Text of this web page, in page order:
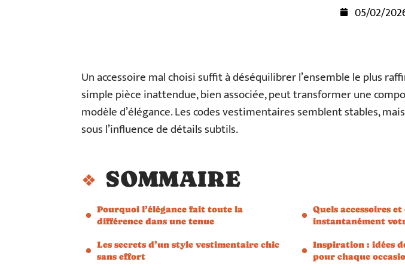
05/02/
Un accessoire mal choisi suffit à déséquilibrer l’ensemble le plus
simple pièce inattendue, bien associée, peut transformer une
modèle d’élégance. Les codes vestimentaires semblent stables,
sous l’influence de détails subtils.
SOMMAIRE
Pourquoi l’élégance fait toute la
différence dans une tenue
Les secrets d’un style vestimentaire chic
sans effort
Quels accessoires
instantanément
Inspiration : idées
pour chaque